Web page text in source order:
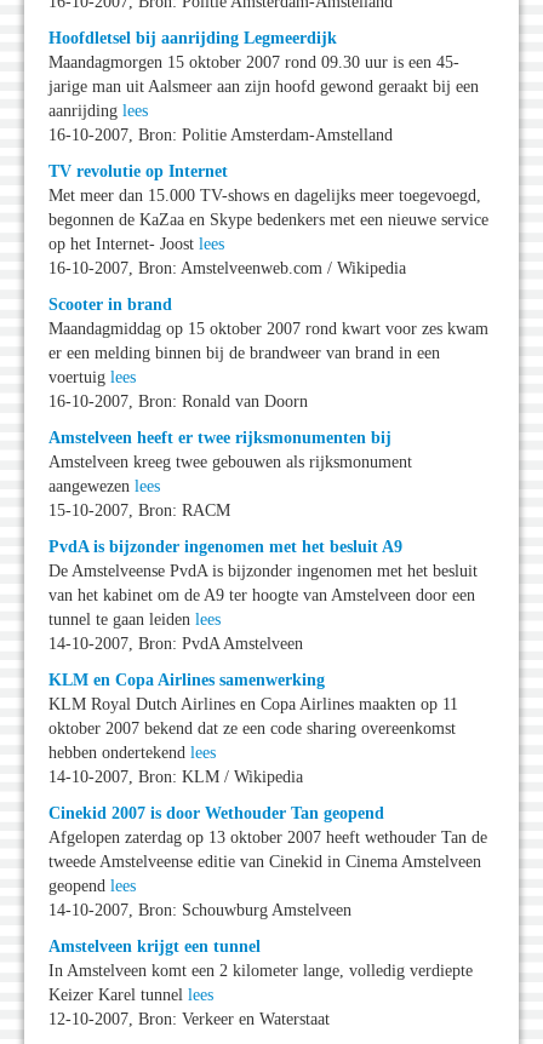
Hoofdletsel bij aanrijding Legmeerdijk
Maandagmorgen 15 oktober 2007 rond 09.30 uur is een 45-
jarige man uit Aalsmeer aan zijn hoofd gewond geraakt bij een
aanrijding lees
16-10-2007, Bron: Politie Amsterdam-Amstelland
TV revolutie op Internet
Met meer dan 15.000 TV-shows en dagelijks meer toegevoegd,
begonnen de KaZaa en Skype bedenkers met een nieuwe service
op het Internet- Joost lees
16-10-2007, Bron: Amstelveenweb.com / Wikipedia
Scooter in brand
Maandagmiddag op 15 oktober 2007 rond kwart voor zes kwam
er een melding binnen bij de brandweer van brand in een
voertuig lees
16-10-2007, Bron: Ronald van Doorn
Amstelveen heeft er twee rijksmonumenten bij
Amstelveen kreeg twee gebouwen als rijksmonument
aangewezen lees
15-10-2007, Bron: RACM
PvdA is bijzonder ingenomen met het besluit A9
De Amstelveense PvdA is bijzonder ingenomen met het besluit
van het kabinet om de A9 ter hoogte van Amstelveen door een
tunnel te gaan leiden lees
14-10-2007, Bron: PvdA Amstelveen
KLM en Copa Airlines samenwerking
KLM Royal Dutch Airlines en Copa Airlines maakten op 11
oktober 2007 bekend dat ze een code sharing overeenkomst
hebben ondertekend lees
14-10-2007, Bron: KLM / Wikipedia
Cinekid 2007 is door Wethouder Tan geopend
Afgelopen zaterdag op 13 oktober 2007 heeft wethouder Tan de
tweede Amstelveense editie van Cinekid in Cinema Amstelveen
geopend lees
14-10-2007, Bron: Schouwburg Amstelveen
Amstelveen krijgt een tunnel
In Amstelveen komt een 2 kilometer lange, volledig verdiepte
Keizer Karel tunnel lees
12-10-2007, Bron: Verkeer en Waterstaat